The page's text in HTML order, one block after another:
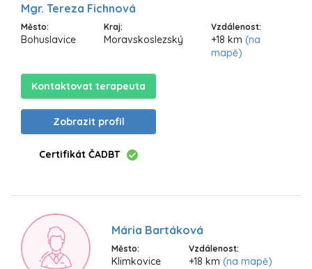
Mgr. Tereza Fichnová
Město:
Bohuslavice
Kraj:
Moravskoslezský
Vzdálenost:
+18 km (na
mapě)
Kontaktovat terapeuta
Zobrazit profil
Certifikát ČADBT
Mária Bartáková
Město:
Klimkovice
Vzdálenost:
+18 km (na mapě)